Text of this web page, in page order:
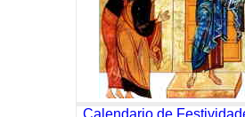
Calendario de